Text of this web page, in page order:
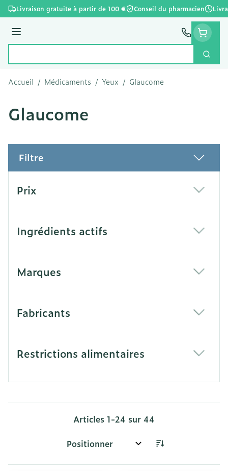
Aller au contenu
Livraison gratuite à partir de 100 € Conseil du pharmacien
Menu
Accueil / Médicaments / Yeux / Glaucome
Glaucome
Filtre
Prix
Ingrédients actifs
Marques
Fabricants
Restrictions alimentaires
Articles 1-24 sur 44
Trier par: